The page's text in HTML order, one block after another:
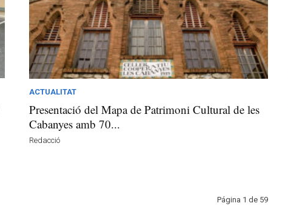
ACTUALITAT
Presentació del Mapa de Patrimoni Cultural de les
Cabanyes amb 70...
Redacció
Página 1 de 59